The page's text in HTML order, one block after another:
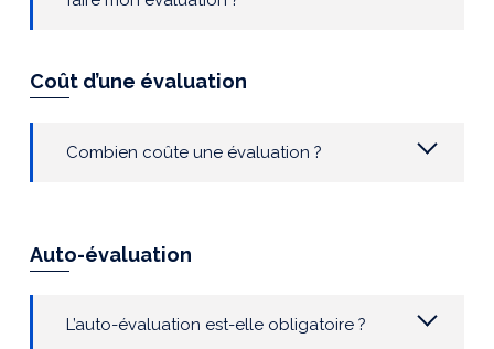
Coût d’une évaluation
Combien coûte une évaluation ?
Auto-évaluation
L’auto-évaluation est-elle obligatoire ?